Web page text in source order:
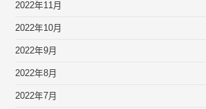
2022年11月
2022年10月
2022年9月
2022年8月
2022年7月